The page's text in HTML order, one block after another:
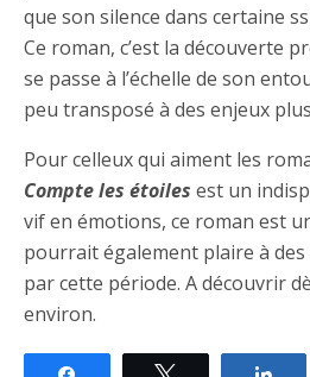
que son silence dans certaine
Ce roman, c’est la découverte
se passe à l’échelle de son
peu transposé à des enjeux
Pour celleux qui aiment les
Compte les étoiles est un
vif en émotions, ce roman est
pourrait également plaire à
par cette période. A découvrir
environ.